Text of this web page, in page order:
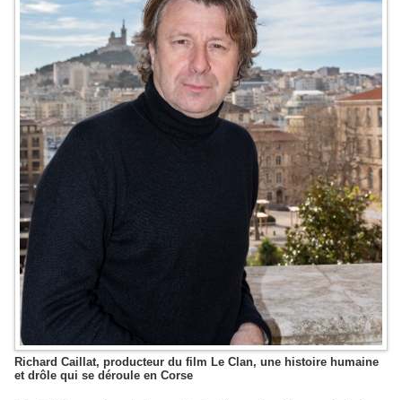
Richard Caillat, producteur du film Le Clan, une histoire humaine
et drôle qui se déroule en Corse